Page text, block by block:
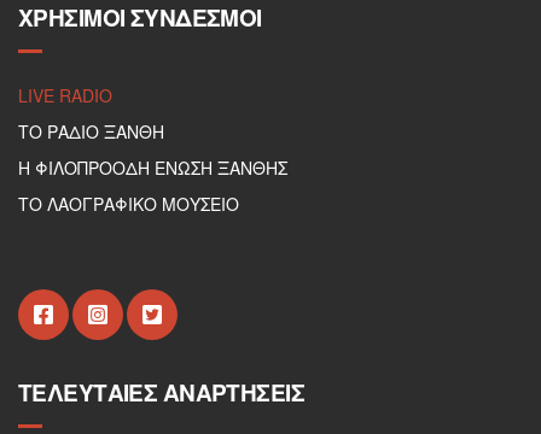
ΧΡΉΣΙΜΟΙ ΣΎΝΔΕΣΜΟΙ
LIVE RADIO
ΤΟ ΡΑΔΙΟ ΞΑΝΘΗ
Η ΦΙΛΟΠΡΟΟΔΗ ΕΝΩΣΗ ΞΑΝΘΗΣ
ΤΟ ΛΑΟΓΡΑΦΙΚΟ ΜΟΥΣΕΙΟ
ΤΕΛΕΥΤΑΊΕΣ ΑΝΑΡΤΉΣΕΙΣ